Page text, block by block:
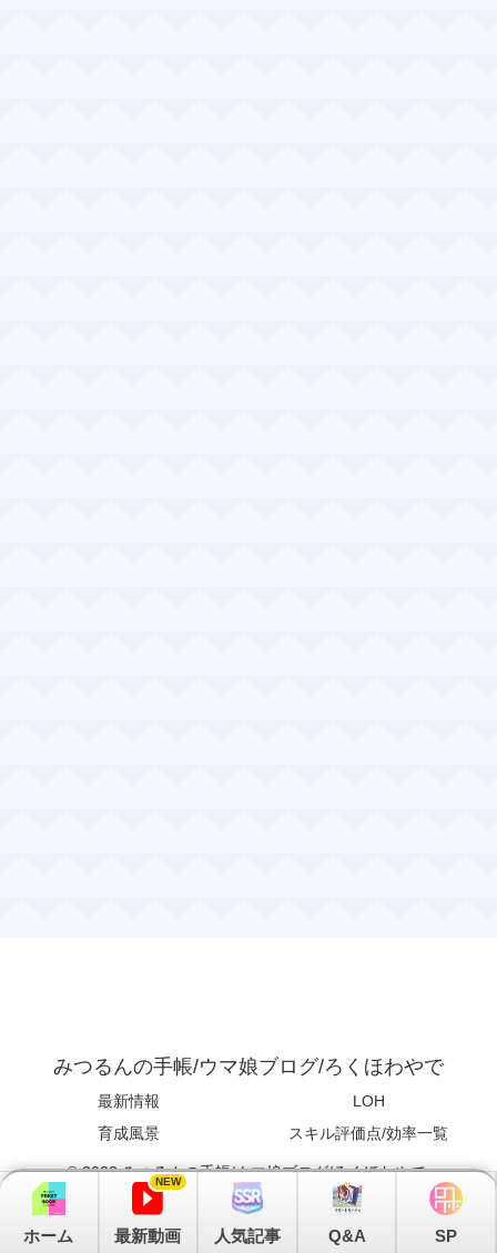
ホーム
NEW
最新動画 人気記事 Q&A SP
みつるんの手帳/ウマ娘ブログ/ろくほわやで
最新情報
LOH
育成風景
スキル評価点/効率一覧
© 2023 みつるんの手帳/ウマ娘ブログ/ろくほわやで.